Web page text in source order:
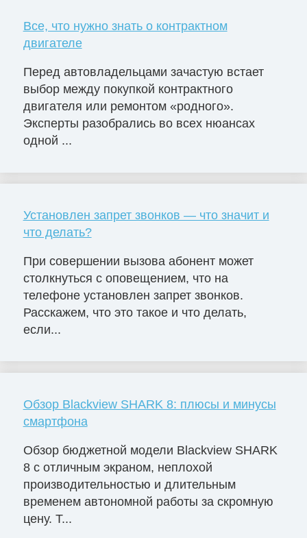
Все, что нужно знать о контрактном
двигателе
Перед автовладельцами зачастую встает
выбор между покупкой контрактного
двигателя или ремонтом «родного».
Эксперты разобрались во всех нюансах
одной ...
Установлен запрет звонков — что значит и
что делать?
При совершении вызова абонент может
столкнуться с оповещением, что на
телефоне установлен запрет звонков.
Расскажем, что это такое и что делать,
если...
Обзор Blackview SHARK 8: плюсы и минусы
смартфона
Обзор бюджетной модели Blackview SHARK
8 с отличным экраном, неплохой
производительностью и длительным
временем автономной работы за скромную
цену. Т...